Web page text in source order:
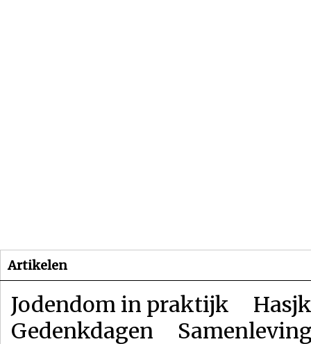
Artikelen
Jodendom in praktijk
Gedenkdagen